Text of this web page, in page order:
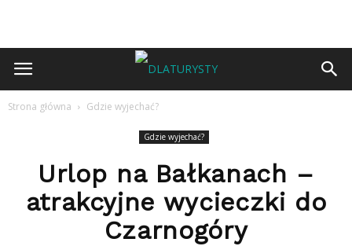
Strona główna Gdzie wyjechać?
Gdzie wyjechać?
Urlop na Bałkanach –
atrakcyjne wycieczki do
Czarnogóry